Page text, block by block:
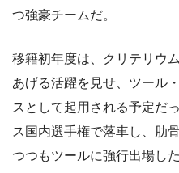
つ強豪チームだ。
移籍初年度は、クリテリウ
あげる活躍を見せ、ツール
スとして起用される予定だ
ス国内選手権で落車し、肋
つつもツールに強行出場し